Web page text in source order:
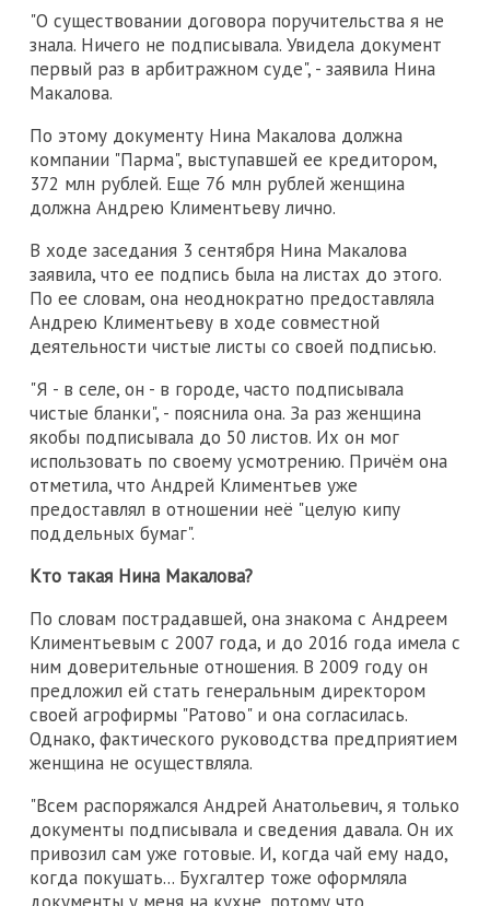
"О существовании договора поручительства я не
знала. Ничего не подписывала. Увидела документ
первый раз в арбитражном суде", - заявила Нина
Макалова.
По этому документу Нина Макалова должна
компании "Парма", выступавшей ее кредитором,
372 млн рублей. Еще 76 млн рублей женщина
должна Андрею Климентьеву лично.
В ходе заседания 3 сентября Нина Макалова
заявила, что ее подпись была на листах до этого.
По ее словам, она неоднократно предоставляла
Андрею Климентьеву в ходе совместной
деятельности чистые листы со своей подписью.
"Я - в селе, он - в городе, часто подписывала
чистые бланки", - пояснила она. За раз женщина
якобы подписывала до 50 листов. Их он мог
использовать по своему усмотрению. Причём она
отметила, что Андрей Климентьев уже
предоставлял в отношении неё "целую кипу
поддельных бумаг".
Кто такая Нина Макалова?
По словам пострадавшей, она знакома с Андреем
Климентьевым с 2007 года, и до 2016 года имела с
ним доверительные отношения. В 2009 году он
предложил ей стать генеральным директором
своей агрофирмы "Ратово" и она согласилась.
Однако, фактического руководства предприятием
женщина не осуществляла.
"Всем распоряжался Андрей Анатольевич, я только
документы подписывала и сведения давала. Он их
привозил сам уже готовые. И, когда чай ему надо,
когда покушать... Бухгалтер тоже оформляла